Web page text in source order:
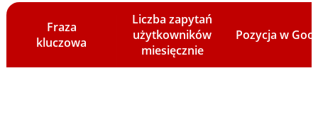
Fraza
kluczowa
Liczba zapytań
użytkowników
miesięcznie
Pozycja w